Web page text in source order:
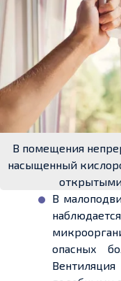
В помещения
насыщенный
В
опасных